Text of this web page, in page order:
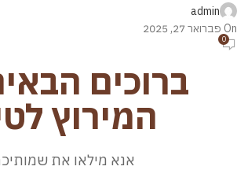
admin
On פברואר 27, 2025
0
ברוכים
המירוץ
אנא מילאו את